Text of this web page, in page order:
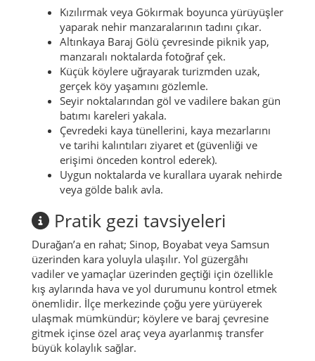
Kızılırmak veya Gökırmak boyunca yürüyüşler
yaparak nehir manzaralarının tadını çıkar.
Altınkaya Baraj Gölü çevresinde piknik yap,
manzaralı noktalarda fotoğraf çek.
Küçük köylere uğrayarak turizmden uzak,
gerçek köy yaşamını gözlemle.
Seyir noktalarından göl ve vadilere bakan gün
batımı kareleri yakala.
Çevredeki kaya tünellerini, kaya mezarlarını
ve tarihi kalıntıları ziyaret et (güvenliği ve
erişimi önceden kontrol ederek).
Uygun noktalarda ve kurallara uyarak nehirde
veya gölde balık avla.
Pratik gezi tavsiyeleri
Durağan’a en rahat; Sinop, Boyabat veya Samsun
üzerinden kara yoluyla ulaşılır. Yol güzergâhı
vadiler ve yamaçlar üzerinden geçtiği için özellikle
kış aylarında hava ve yol durumunu kontrol etmek
önemlidir. İlçe merkezinde çoğu yere yürüyerek
ulaşmak mümkündür; köylere ve baraj çevresine
gitmek içinse özel araç veya ayarlanmış transfer
büyük kolaylık sağlar.